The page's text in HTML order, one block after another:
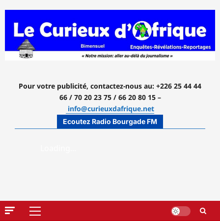
contenu
Pour votre publicité, contactez-nous au: +226 25 44 44
66 / 70 20 23 75 / 66 20 80 15 –
info@curieuxdafrique.net
Ecoutez Radio Bourgade FM
Menu